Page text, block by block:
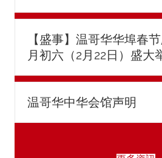
【盛事】温哥华华埠春
月初六（2月22日）盛大
温哥华中华会馆声明